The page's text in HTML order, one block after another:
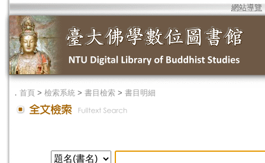
網站導覽
． 首頁 > 檢索系統 > 書目檢索 > 書目明細